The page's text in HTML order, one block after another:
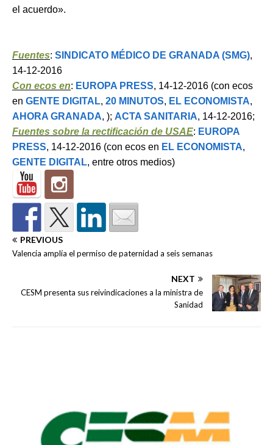
el acuerdo».
Fuentes: SINDICATO MÉDICO DE GRANADA (SMG),
14-12-2016
Con ecos en: EUROPA PRESS, 14-12-2016 (con ecos
en GENTE DIGITAL, 20 MINUTOS, EL ECONOMISTA,
AHORA GRANADA, ); ACTA SANITARIA, 14-12-2016;
Fuentes sobre la rectificación de USAE: EUROPA
PRESS, 14-12-2016 (con ecos en EL ECONOMISTA,
GENTE DIGITAL, entre otros medios)
PREVIOUS
Valencia amplía el permiso de paternidad a seis semanas
NEXT
CESM presenta sus reivindicaciones a la ministra de
Sanidad